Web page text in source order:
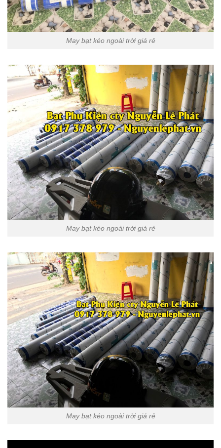
May bạt kéo ngoài trời giá rẻ
May bạt kéo ngoài trời giá rẻ
May bạt kéo ngoài trời giá rẻ